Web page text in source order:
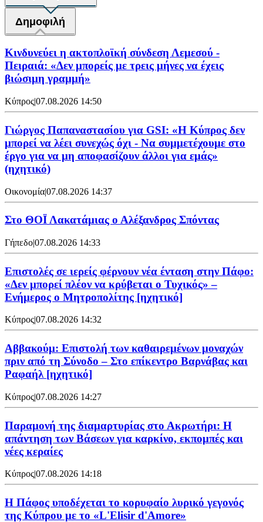
Δημοφιλή
Κινδυνεύει η ακτοπλοϊκή σύνδεση Λεμεσού -
Πειραιά: «Δεν μπορείς με τρεις μήνες να έχεις
βιώσιμη γραμμή»
Κύπρος|07.08.2026 14:50
Γιώργος Παπαναστασίου για GSI: «Η Κύπρος δεν
μπορεί να λέει συνεχώς όχι - Να συμμετέχουμε στο
έργο για να μη αποφασίζουν άλλοι για εμάς»
(ηχητικό)
Οικονομία|07.08.2026 14:37
Στο ΘΟΪ Λακατάμιας ο Αλέξανδρος Σπόντας
Γήπεδο|07.08.2026 14:33
Επιστολές σε ιερείς φέρνουν νέα ένταση στην Πάφο:
«Δεν μπορεί πλέον να κρύβεται ο Τυχικός» –
Ενήμερος ο Μητροπολίτης [ηχητικό]
Κύπρος|07.08.2026 14:32
Αββακούμ: Επιστολή των καθαιρεμένων μοναχών
πριν από τη Σύνοδο – Στο επίκεντρο Βαρνάβας και
Ραφαήλ [ηχητικό]
Κύπρος|07.08.2026 14:27
Παραμονή της διαμαρτυρίας στο Ακρωτήρι: Η
απάντηση των Βάσεων για καρκίνο, εκπομπές και
νέες κεραίες
Κύπρος|07.08.2026 14:18
Η Πάφος υποδέχεται το κορυφαίο λυρικό γεγονός
της Κύπρου με το «L'Elisir d'Amore»